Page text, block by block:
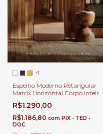
+1
Espelho Moderno Retangular
Matrix Horizontal Corpo Inteiro
160x70cm Para Quarto,
Banheiro, Penteadeira, Salão de
Beleza e Lojas
R$1.290,00
R$1.186,80 com PIX • TED •
DOC